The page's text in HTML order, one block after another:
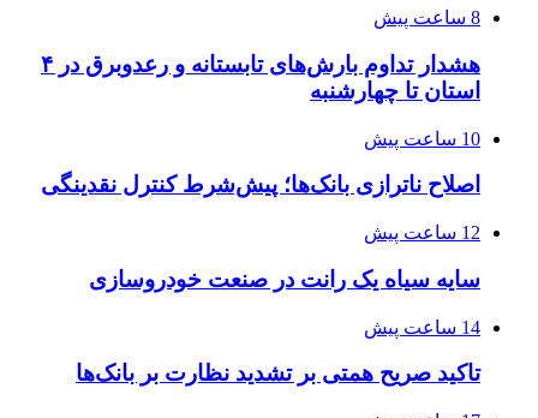
8 ساعت پیش
هشدار تداوم بارش‌های تابستانه و رعدوبرق در ۴
استان تا چهارشنبه
10 ساعت پیش
اصلاح ناترازی بانک‌ها؛ پیش‌شرط کنترل نقدینگی
12 ساعت پیش
سایه سیاه یک رانت در صنعت خودروسازی
14 ساعت پیش
تاکید صریح همتی بر تشدید نظارت بر بانک‌ها